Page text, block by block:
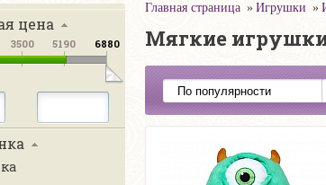
цена
3500 5190 6880
Главная страница Игрушки
Мягкие